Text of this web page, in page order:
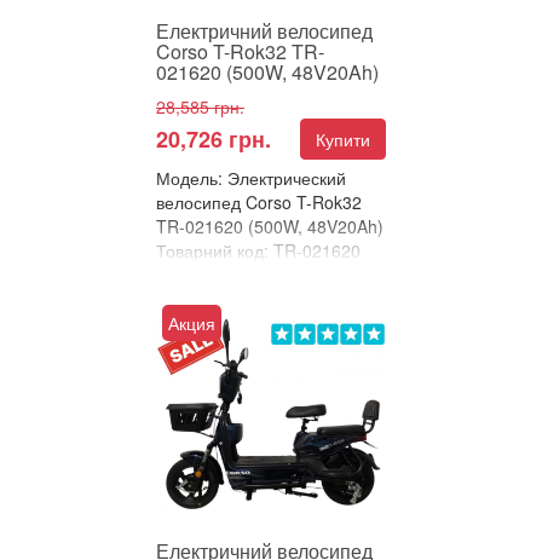
Електричний велосипед
Corso T-Rok32 TR-
021620 (500W, 48V20Ah)
28,585 грн.
20,726 грн.
Купити
Модель: Электрический
велосипед Corso T-Rok32
TR-021620 (500W, 48V20Ah)
Товарний код: TR-021620
Порівняти
Електричний велосипед
Corso T-Rok32 – комфорт і
потужність в одній моделі
Corso T-Rok32 – це суча...
Акция
Електричний велосипед